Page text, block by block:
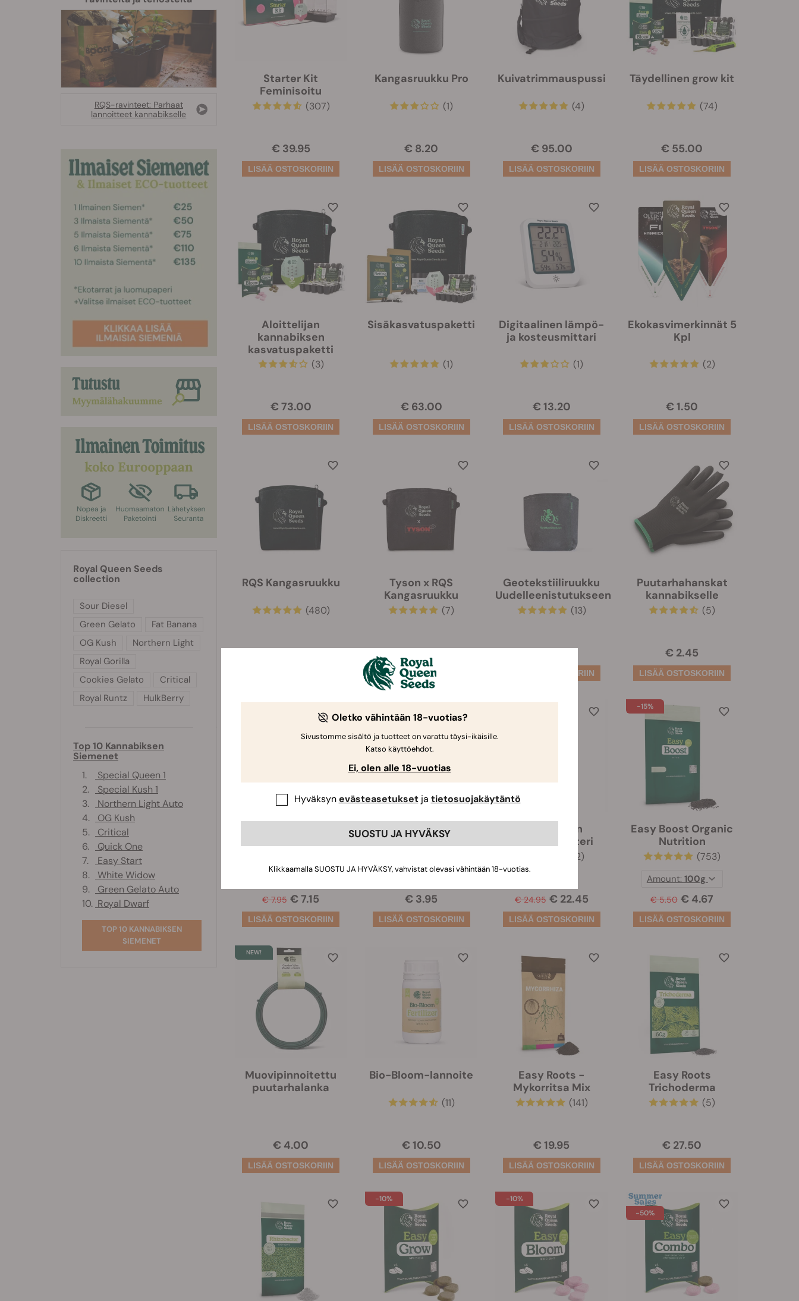
Starter Kit
Feminisoitu
(307)
€ 39.95
Kangasruukku Pro
(1)
€ 8.20
Kuivatrimmauspussi
(4)
€ 95.00
Täydellinen grow kit
(74)
€ 55.00
Aloittelijan
kannabiksen
kasvatuspaketti
(3)
€ 73.00
Sisäkasvatuspaketti
(1)
€ 63.00
Digitaalinen lämpö-
ja kosteusmittari
(1)
€ 13.20
Ekokasvimerkinnät 5
Kpl
(2)
€ 1.50
RQS Kangasruukku
(480)
€ 5.90
Tyson x RQS
Kangasruukku
(7)
€ 7.40
Geotekstiiliruukku
Uudelleenistutukseen
(13)
€ 6.20
Puutarhahanskat
kannabikselle
(5)
€ 2.45
€ 7.95 € 7.15
Soil Plugs
€ 3.95
Kannabisen
Siemenbuusteri
(2)
€ 24.95 € 22.45
-15%
Easy Boost Organic
Nutrition
(753)
€ 5.50 € 4.67
Amount: 100g
Muovipinnoitettu
puutarhalanka
€ 4.00
Bio-Bloom-lannoite
(11)
€ 10.50
Easy Roots -
Mykorritsa Mix
(141)
€ 19.95
Easy Roots
Trichoderma
(5)
€ 27.50
-10%
-10%
-50%
RQS-ravinteet: Parhaat
lannoitteet kannabikselle
Royal Queen Seeds
collection
Sour Diesel
Green Gelato
Fat Banana
OG Kush
Northern Light
Royal Gorilla
Cookies Gelato
Critical
Royal Runtz
HulkBerry
Top 10 Kannabiksen
Siemenet
1.
Special Queen 1
2.
Special Kush 1
3.
Northern Light Auto
4.
OG Kush
5.
Critical
6.
Quick One
7.
Easy Start
8.
White Widow
9.
Green Gelato Auto
10. Royal Dwarf
TOP 10 KANNABIKSEN
SIEMENET
Oletko vähintään 18-vuotias?
Sivustomme sisältö ja tuotteet on varattu täysi-ikäisille.
Katso käyttöehdot.
Ei, olen alle 18-vuotias
Hyväksynevästeasetuksetja tietosuojakäytäntö
SUOSTU JA HYVÄKSY
Klikkaamalla SUOSTU JA HYVÄKSY, vahvistat olevasi vähintään 18-vuotias.